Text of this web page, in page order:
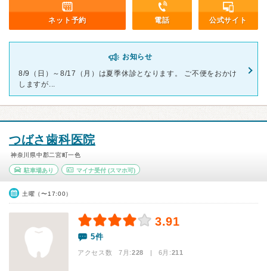
ネット予約 電話 公式サイト
お知らせ
8/9（日）～8/17（月）は夏季休診となります。 ご不便をおかけ
しますが...
つばさ歯科医院
神奈川県中郡二宮町一色
駐車場あり マイナ受付(スマホ可)
土曜（〜17:00）
3.91
5件
アクセス数 7月:228 | 6月:211